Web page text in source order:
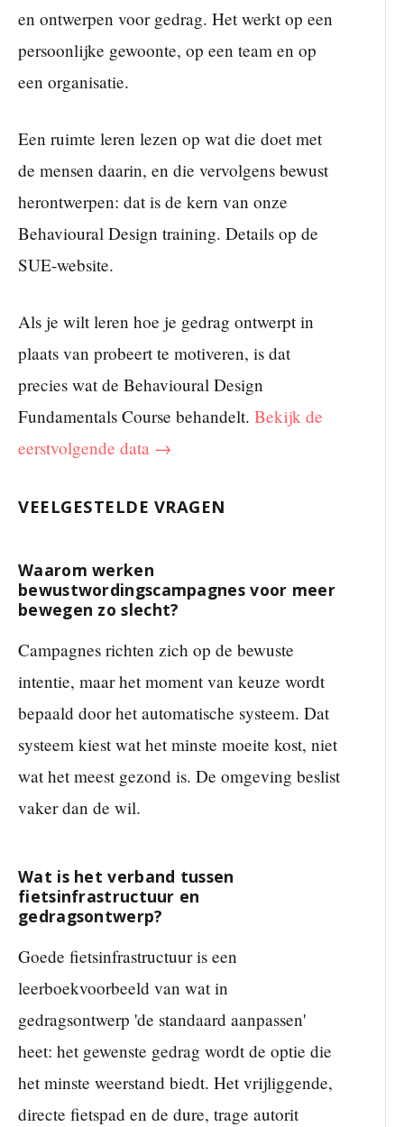
en ontwerpen voor gedrag. Het werkt op een
persoonlijke gewoonte, op een team en op
een organisatie.
Een ruimte leren lezen op wat die doet met
de mensen daarin, en die vervolgens bewust
herontwerpen: dat is de kern van onze
Behavioural Design training. Details op de
SUE-website.
Als je wilt leren hoe je gedrag ontwerpt in
plaats van probeert te motiveren, is dat
precies wat de Behavioural Design
Fundamentals Course behandelt. Bekijk de
eerstvolgende data →
VEELGESTELDE VRAGEN
Waarom werken
bewustwordingscampagnes voor meer
bewegen zo slecht?
Campagnes richten zich op de bewuste
intentie, maar het moment van keuze wordt
bepaald door het automatische systeem. Dat
systeem kiest wat het minste moeite kost, niet
wat het meest gezond is. De omgeving beslist
vaker dan de wil.
Wat is het verband tussen
fietsinfrastructuur en
gedragsontwerp?
Goede fietsinfrastructuur is een
leerboekvoorbeeld van wat in
gedragsontwerp 'de standaard aanpassen'
heet: het gewenste gedrag wordt de optie die
het minste weerstand biedt. Het vrijliggende,
directe fietspad en de dure, trage autorit